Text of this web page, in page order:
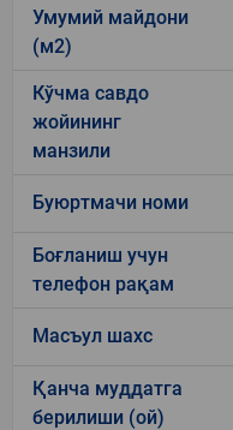
Умумий майдони
(м2)
Кўчма савдо
жойининг
манзили
Буюртмачи номи
Боғланиш учун
телефон рақам
Масъул шахс
Қанча муддатга
берилиши (ой)